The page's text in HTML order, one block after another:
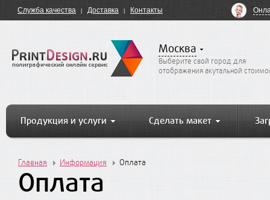
Служба качества Доставка Контакты
Москва
Выберите свой город для
отображения акутальной
Продукция и услуги Сделать макет
Главная Информация Оплата
Оплата